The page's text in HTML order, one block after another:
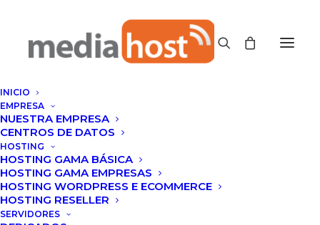
INICIO
EMPRESA
NUESTRA EMPRESA
CENTROS DE DATOS
HOSTING
HOSTING GAMA BÁSICA
HOSTING GAMA EMPRESAS
HOSTING WORDPRESS E ECOMMERCE
HOSTING RESELLER
SERVIDORES
Email
‭+56 2 2816 5887‬